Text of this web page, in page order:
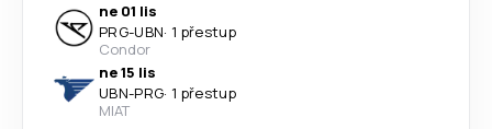
ne 01 lis
PRG-UBN· 1 přestup
Condor
ne 15 lis
UBN-PRG· 1 přestup
MIAT